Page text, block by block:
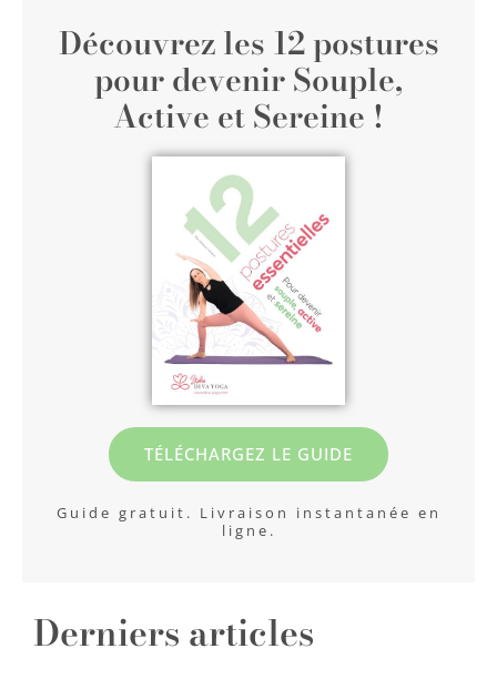
Découvrez les 12 postures
pour devenir Souple,
Active et Sereine !
TÉLÉCHARGEZ LE GUIDE
Guide gratuit. Livraison instantanée en
ligne.
Derniers articles